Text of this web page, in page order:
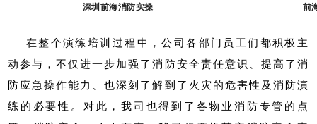
深圳前海消防实操 前
在整个演练培训过程中，公司各部门员工们都积极主
动参与，不仅进一步加强了消防安全责任意识、提高了消
防应急操作能力、也深刻了解到了火灾的危害性及消防演
练的必要性。对此，我司也得到了各物业消防专管的点